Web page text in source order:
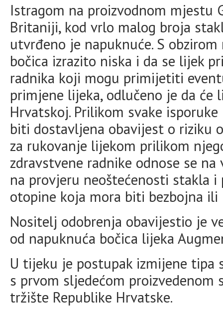
Istragom na proizvodnom mjestu
Britaniji, kod vrlo malog broja
utvrđeno je napuknuće. S
bočica izrazito niska i da se lijek
radnika koji mogu primijetiti
primjene lijeka, odlučeno je da
Hrvatskoj. Prilikom svake
biti dostavljena obavijest o riziku
za rukovanje lijekom prilikom
zdravstvene radnike odnose se
na provjeru neoštećenosti stakla
otopine koja mora biti bezbojna ili
Nositelj odobrenja obavijestio je
od napuknuća bočica lijeka
U tijeku je postupak izmijene
s prvom sljedećom proizvedenom
tržište Republike Hrvatske.